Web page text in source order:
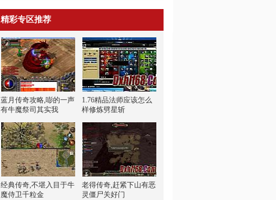
精彩专区推荐
蓝月传奇攻略,嘭的一声
有牛魔祭司其实我
1.76精品法师应该怎么
样修炼劈星斩
经典传奇,不堪入目于牛
魔侍卫千粒金
老得传奇,赶紧下山有恶
灵僵尸关好门